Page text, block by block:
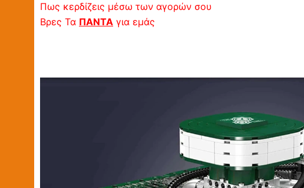
Πως κερδίζεις μέσω των αγορών σου
Βρες Τα ΠΑΝΤΑ για εμάς